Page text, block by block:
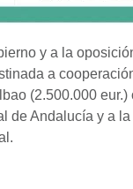
y a la
a
(2.500.000
de Andalucía y a